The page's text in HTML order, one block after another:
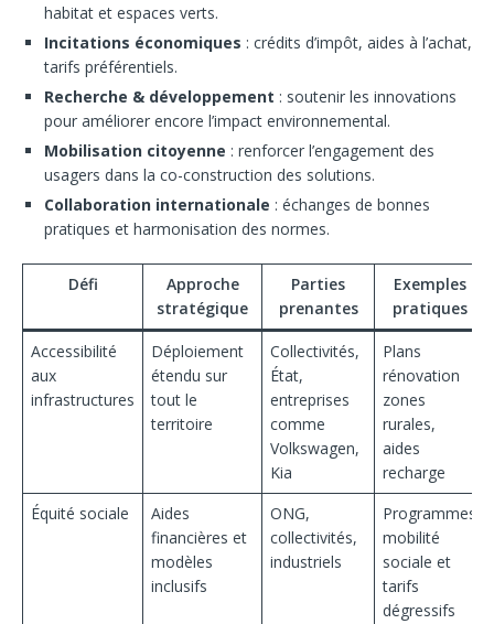
habitat et espaces verts.
Incitations économiques : crédits d’impôt, aides à l’achat,
tarifs préférentiels.
Recherche & développement : soutenir les innovations
pour améliorer encore l’impact environnemental.
Mobilisation citoyenne : renforcer l’engagement des
usagers dans la co-construction des solutions.
Collaboration internationale : échanges de bonnes
pratiques et harmonisation des normes.
Défi
Approche
stratégique
Parties
prenantes
Exemples
pratiques
Accessibilité
aux
infrastructures
Déploiement
étendu sur
tout le
territoire
Collectivités,
État,
entreprises
comme
Volkswagen,
Kia
Plans
rénovation
zones
rurales,
aides
recharge
Équité sociale
Aides
financières et
modèles
inclusifs
ONG,
collectivités,
industriels
Programmes
mobilité
sociale et
tarifs
dégressifs